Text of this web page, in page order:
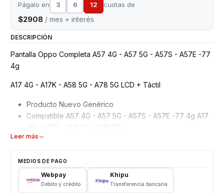
Págalo en 3 6 12 cuotas de
$2908 / mes + interés
DESCRIPCIÓN
Pantalla Oppo Completa A57 4G - A57 5G - A57S - A57E -77
4g
A17 4G - A17K - A58 5G - A78 5G LCD + Táctil
Producto Nuevo Genérico
Compatible A57 4G - A57 5G - A57S - A57E -77 4g A17
4G - A17K - A58 5G - A78 5G
Modelo: LCD + Táctil
Características
Pantalla Oppo
Leer más
MEDIOS DE PAGO
Webpay
Débito y crédito
Khipu
Transferencia bancaria